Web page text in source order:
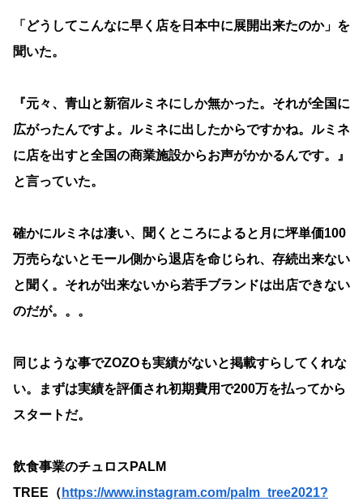
「どうしてこんなに早く店を日本中に展開出来たのか」を
聞いた。
『元々、青山と新宿ルミネにしか無かった。それが全国に
広がったんですよ。ルミネに出したからですかね。ルミネ
に店を出すと全国の商業施設からお声がかかるんです。』
と言っていた。
確かにルミネは凄い、聞くところによると月に坪単価100
万売らないとモール側から退店を命じられ、存続出来ない
と聞く。それが出来ないから若手ブランドは出店できない
のだが。。。
同じような事でZOZOも実績がないと掲載すらしてくれな
い。まずは実績を評価され初期費用で200万を払ってから
スタートだ。
飲食事業のチュロスPALM
TREE（ https://www.instagram.com/palm_tree2021?